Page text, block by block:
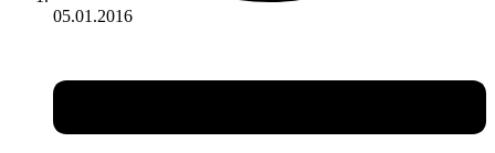
05.01.2016